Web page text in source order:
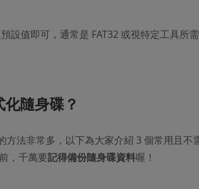
設值即可，通常是 FAT32 或視特定工具所
隨身碟？
法非常多，以下為大家介紹 3 個常用且不
，千萬要記得備份隨身碟資料喔！